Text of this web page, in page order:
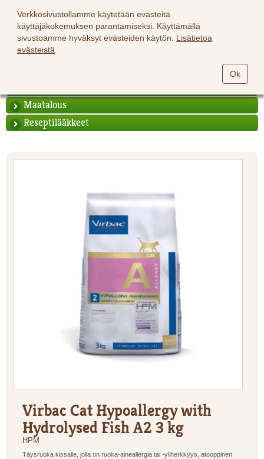
Verkkosivustollamme käytetään evästeitä
käyttäjäkokemuksen parantamiseksi. Käyttämällä
sivustoamme hyväksyt evästeiden käytön. Lisätietoa
evästeistä
Ok
Maatalous
Reseptilääkkeet
Virbac Cat Hypoallergy with
Hydrolysed Fish A2 3 kg
HPM
Täysruoka kissalle, jolla on ruoka-aineallergia tai -yliherkkyys, atooppinen